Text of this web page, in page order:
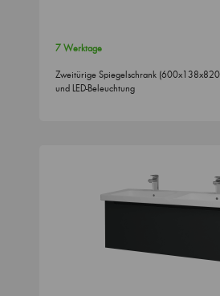
7 Werktage
Zweitürige Spiegelschrank
und LED-Beleuchtung